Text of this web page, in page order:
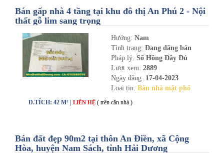
Bán gấp nhà 4 tầng tại khu đô thị An Phú 2 - Nội
thất gỗ lim sang trọng
Hướng: Nam
Tình trạng: Đang đăng bán
Pháp lý: Sổ Hồng Đầy Đủ
Lượt xem: 2889
Ngày đăng: 17-04-2023
Loại tin: Bán nhà mặt phố
D.TÍCH: 42 M² | LIÊN HỆ ( trên căn nhà )
Bán đất đẹp 90m2 tại thôn An Điền, xã Cộng
Hòa, huyện Nam Sách, tỉnh Hải Dương